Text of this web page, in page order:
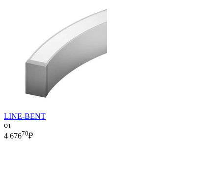
LINE-BENT
от
4 67670₽